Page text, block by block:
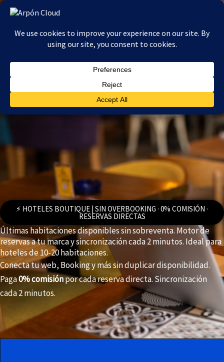
Ir
contenido
⚡ HOTELES BOUTIQUE | SIN OVERBOOKING · 0% COMISIÓN ·
RESERVAS DIRECTAS
Últimas habitaciones disponibles sin sobreventa. Motor de
reservas a tu marca y sincronización cada 2 minutos. Ideal para
hoteles de 10-20 habitaciones.
Conecta tu web, Booking y más sin duplicar disponibilidad.
Paga0% comisiónpor cada reserva directa. Sincronización
cada 2 minutos.